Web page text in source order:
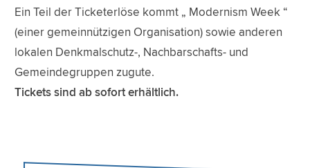
Ein Teil der Ticketerlöse kommt „ Modernism Week “
(einer gemeinnützigen Organisation) sowie anderen
lokalen Denkmalschutz-, Nachbarschafts- und
Gemeindegruppen zugute.
Tickets sind ab sofort erhältlich.